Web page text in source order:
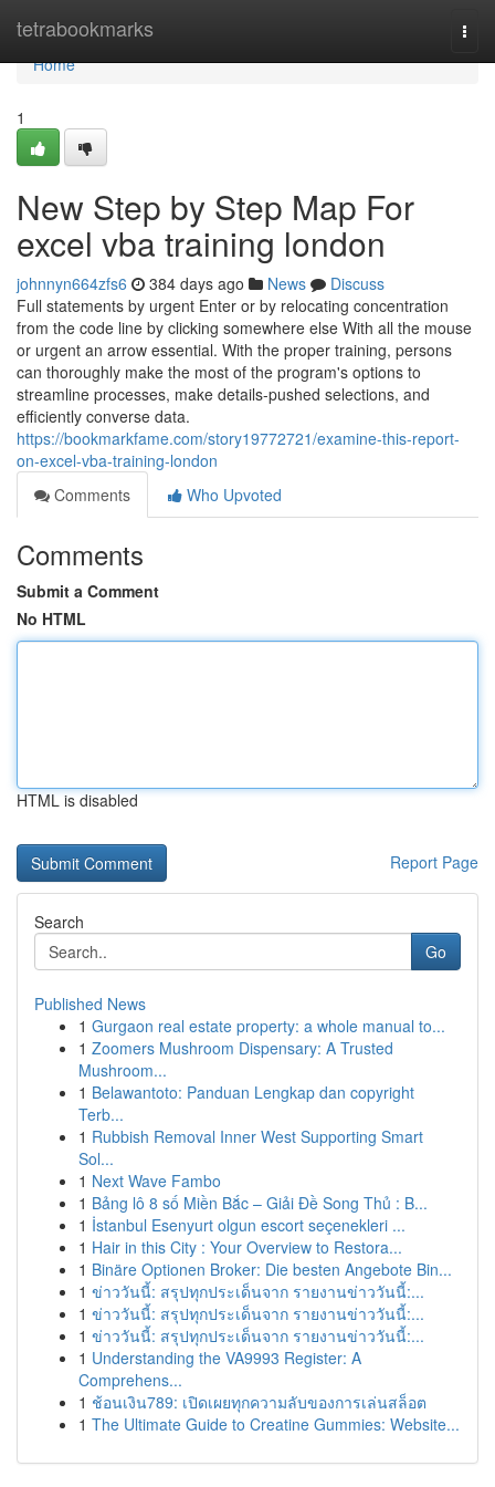
tetrabookmarks
Home
Home
1
New Step by Step Map For
excel vba training london
johnnyn664zfs6 384 days ago News
Discuss
Full statements by urgent Enter or by relocating concentration
from the code line by clicking somewhere else With all the mouse
or urgent an arrow essential. With the proper training, persons
can thoroughly make the most of the program's options to
streamline processes, make details-pushed selections, and
efficiently converse data.
https://bookmarkfame.com/story19772721/examine-this-report-
on-excel-vba-training-london
Comments
Who Upvoted
Comments
Submit a Comment
No HTML
HTML is disabled
Report Page
Search
Go
Published News
1 Gurgaon real estate property: a whole manual to...
1 Zoomers Mushroom Dispensary: A Trusted
Mushroom...
1 Belawantoto: Panduan Lengkap dan copyright
Terb...
1 Rubbish Removal Inner West Supporting Smart
Sol...
1 Next Wave Fambo
1 Bảng lô 8 số Miền Bắc – Giải Đề Song Thủ : B...
1 İstanbul Esenyurt olgun escort seçenekleri ...
1 Hair in this City : Your Overview to Restora...
1 Binäre Optionen Broker: Die besten Angebote Bin...
1 ข่าววันนี้: สรุปทุกประเด็นจาก รายงานข่าววันนี้:...
1 ข่าววันนี้: สรุปทุกประเด็นจาก รายงานข่าววันนี้:...
1 ข่าววันนี้: สรุปทุกประเด็นจาก รายงานข่าววันนี้:...
1 Understanding the VA9993 Register: A
Comprehens...
1 ช้อนเงิน789: เปิดเผยทุกความลับของการเล่นสล็อต
1 The Ultimate Guide to Creatine Gummies: Website...